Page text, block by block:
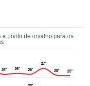
e ponto de orvalho para os
26°
26° 26°
27°
25°
25°